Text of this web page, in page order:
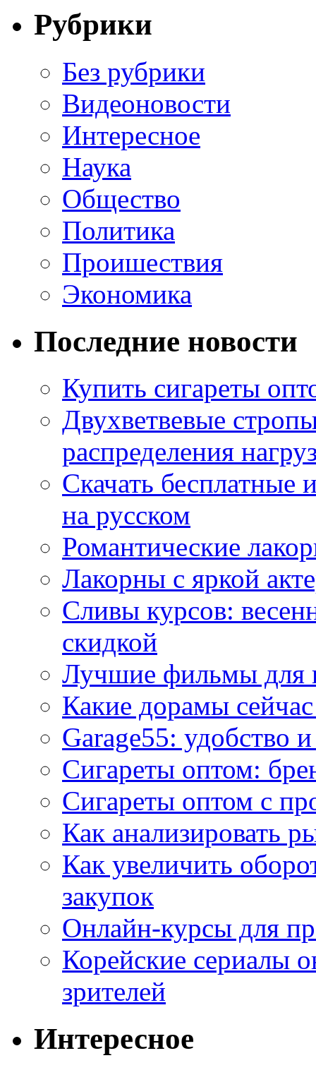
Рубрики
Без рубрики
Видеоновости
Интересное
Наука
Общество
Политика
Проишествия
Экономика
Последние новости
Купить сигареты
Двухветвевые
распределения
Скачать
на русском
Романтические
Лакорны с яркой
Сливы курсов:
скидкой
Лучшие фильмы для
Какие дорамы
Garage55: удобство
Сигареты оптом:
Сигареты оптом с
Как анализировать
Как увеличить
закупок
Онлайн-курсы для
Корейские сериалы
зрителей
Интересное